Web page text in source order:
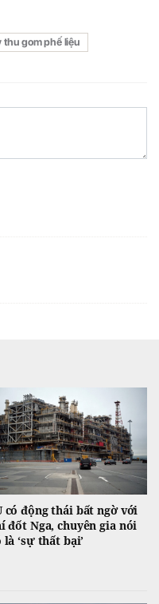
thu gom phế liệu
có động thái bất ngờ với
đốt Nga, chuyên gia nói
là ‘sự thất bại’